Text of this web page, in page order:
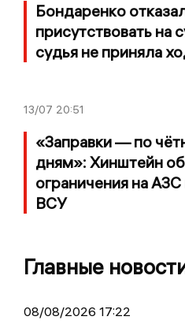
Бондаренко
присутствовать на
судья не приняла
13/07 20:51
«Заправки — по
дням»: Хинштейн
ограничения на
ВСУ
Главные
08/08/2026 17:22